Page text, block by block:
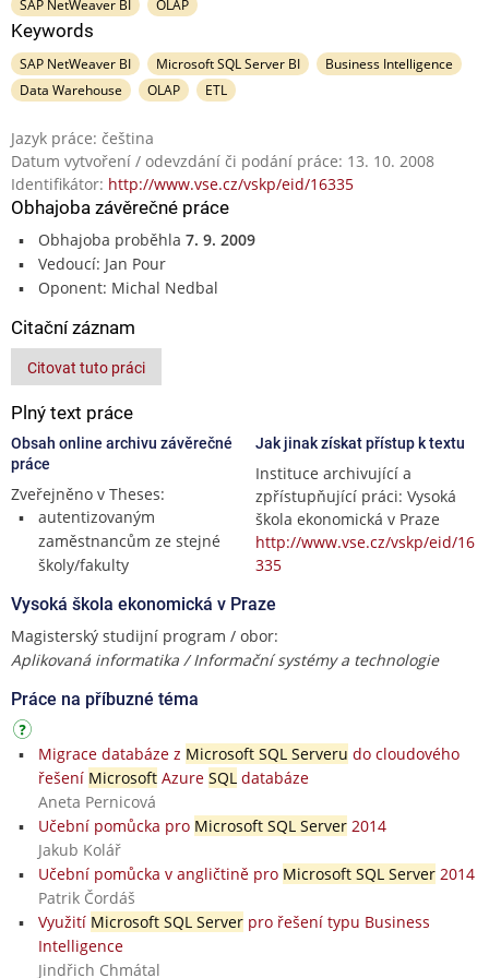
SAP NetWeaver BI OLAP
Keywords
SAP NetWeaver BI Microsoft SQL Server BI
Business Intelligence
Data Warehouse
OLAP ETL
Jazyk práce: čeština
Datum vytvoření / odevzdání či podání práce: 13. 10. 2008
Identifikátor: http://www.vse.cz/vskp/eid/16335
Obhajoba závěrečné práce
Obhajoba proběhla 7. 9. 2009
Vedoucí: Jan Pour
Oponent: Michal Nedbal
Citační záznam
Citovat tuto práci
Plný text práce
Obsah online archivu závěrečné
práce
Zveřejněno v Theses:
autentizovaným
zaměstnancům ze stejné
školy/fakulty
Jak jinak získat přístup k textu
Instituce archivující a
zpřístupňující práci: Vysoká
škola ekonomická v Praze
http://www.vse.cz/vskp/eid/16
335
Vysoká škola ekonomická v Praze
Magisterský studijní program / obor:
Aplikovaná informatika / Informační systémy a technologie
Práce na příbuzné téma
Migrace databáze z Microsoft SQL Serveru do cloudového
řešení MicrosoftAzure SQL databáze
Aneta Pernicová
Učební pomůcka pro Microsoft SQL Server2014
Jakub Kolář
Učební pomůcka v angličtině pro Microsoft SQL Server2014
Patrik Čordáš
Využití Microsoft SQL Serverpro řešení typu Business
Intelligence
Jindřich Chmátal